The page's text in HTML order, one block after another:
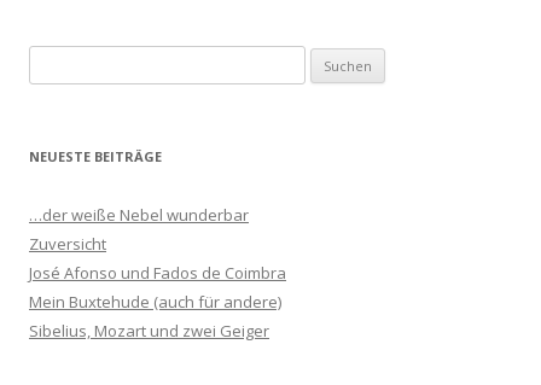
u
h
n
a
c
h
NEUESTE BEITRÄGE
…der weiße Nebel wunderbar
Zuversicht
José Afonso und Fados de Coimbra
Mein Buxtehude (auch für andere)
Sibelius, Mozart und zwei Geiger